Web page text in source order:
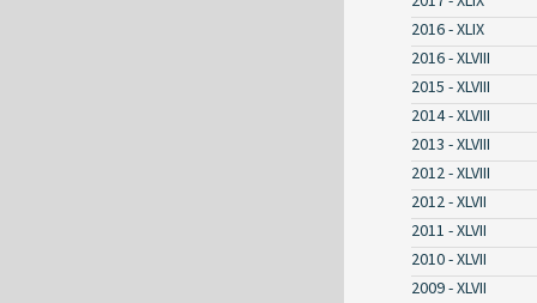
2016 - XLIX
2016 - XLVIII
2015 - XLVIII
2014 - XLVIII
2013 - XLVIII
2012 - XLVIII
2012 - XLVII
2011 - XLVII
2010 - XLVII
2009 - XLVII